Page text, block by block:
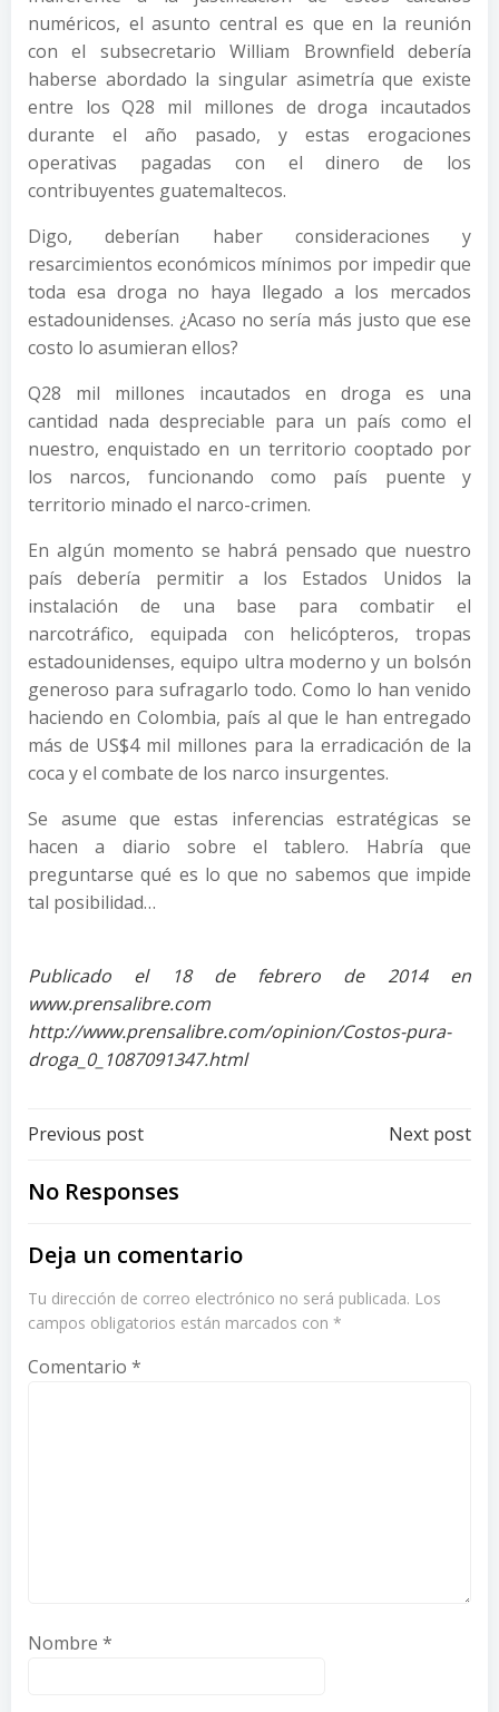
numéricos, el asunto central es que en la reunión
con el subsecretario William Brownfield debería
haberse abordado la singular asimetría que existe
entre los Q28 mil millones de droga incautados
durante el año pasado, y estas erogaciones
operativas pagadas con el dinero de los
contribuyentes guatemaltecos.
Digo, deberían haber consideraciones y
resarcimientos económicos mínimos por impedir que
toda esa droga no haya llegado a los mercados
estadounidenses. ¿Acaso no sería más justo que ese
costo lo asumieran ellos?
Q28 mil millones incautados en droga es una
cantidad nada despreciable para un país como el
nuestro, enquistado en un territorio cooptado por
los narcos, funcionando como país puente y
territorio minado el narco-crimen.
En algún momento se habrá pensado que nuestro
país debería permitir a los Estados Unidos la
instalación de una base para combatir el
narcotráfico, equipada con helicópteros, tropas
estadounidenses, equipo ultra moderno y un bolsón
generoso para sufragarlo todo. Como lo han venido
haciendo en Colombia, país al que le han entregado
más de US$4 mil millones para la erradicación de la
coca y el combate de los narco insurgentes.
Se asume que estas inferencias estratégicas se
hacen a diario sobre el tablero. Habría que
preguntarse qué es lo que no sabemos que impide
tal posibilidad…
Publicado el 18 de febrero de 2014 en
www.prensalibre.com
http://www.prensalibre.com/opinion/Costos-pura-
droga_0_1087091347.html
Post
navigation
Previous post Next post
No Responses
Deja un comentario
Tu dirección de correo electrónico no será publicada. Los
campos obligatorios están marcados con *
Comentario *
Nombre *